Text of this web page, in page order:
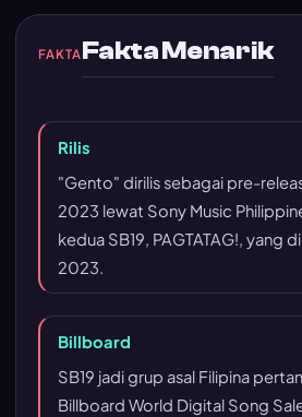
FAKTAFakta Menarik
Rilis
"Gento" dirilis sebagai pre-
2023 lewat Sony Music
kedua SB19, PAGTATAG!, yang
2023.
Billboard
SB19 jadi grup asal Filipina
Billboard World Digital Song